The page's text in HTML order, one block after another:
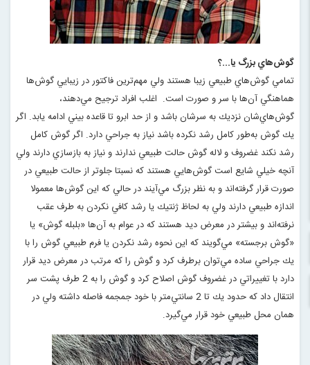
گوش‌هاي بزرگ يا...؟
تمامي گوش‌هاي طبيعي زيبا هستند ولي مهم‌ترين فاكتور در زيبايي گوش‌ها
هماهنگي آن‌ها با سر و صورت است. اغلب افراد ترجيح مي‌دهند،
گوش‌هاي‌شان نزديك به سرشان باشد و از حد ابرو تا قاعده بيني ادامه يابد. اگر
يك گوش به‌طور كامل رشد نكرده باشد نياز به جراحي دارد. اگر گوش كامل
رشد نكند غضروف و لاله گوش حالت طبيعي ندارند و نياز به بازسازي دارند ولي
آنچه خيلي شايع است گوش‌هايي هستند كه نسبتا جلوتر از حالت طبيعي در
صورت قرار گرفته‌اند و به نظر بزرگ مي‌آيند در حالي كه اين گوش‌ها معمولا
اندازه طبيعي دارند ولي به لحاظ ژنتيك يا رشد كافي نكردن به طرف عقب
نرفته‌اند و بيشتر در معرض ديد هستند كه در عوام به آن‌ها «بلبله گوش» يا
«گوش برجسته» مي‌گويند كه اين نحوه رشد نكردن يا فرم طبيعي گوش را با
يك جراحي ساده مي‌توان برطرف كرد و گوش را كه مرتب در معرض ديد قرار
دارد با تغييراتي در غضروف گوش اصلاح كرد و گوش را به 2 طرف پشت سر
انتقال داد كه حدود يك تا 2 سانتي‌متر با خود جمجمه فاصله داشته ولي در
همان محل طبيعي خود قرار مي‌گيرد.